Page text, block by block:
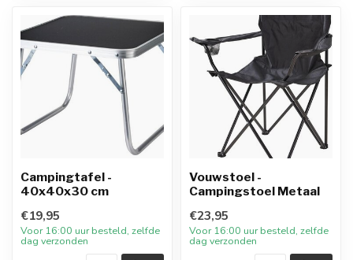
Campingtafel -
40x40x30 cm
€19,95
Voor 16:00 uur besteld, zelfde
dag verzonden
Vouwstoel -
Campingstoel Metaal
€23,95
Voor 16:00 uur besteld, zelfde
dag verzonden